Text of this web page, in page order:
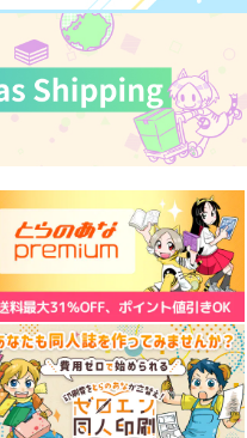
通勤道中であの娘がぱ
んつを見せてくる本13
662円（税込）
オリジナル
サンプル
カート
B5ア
【袁藤沖人展】B5ア
クリルボード
A2528-A01
ツクルノモリ
9,900円（税込）
サンプル